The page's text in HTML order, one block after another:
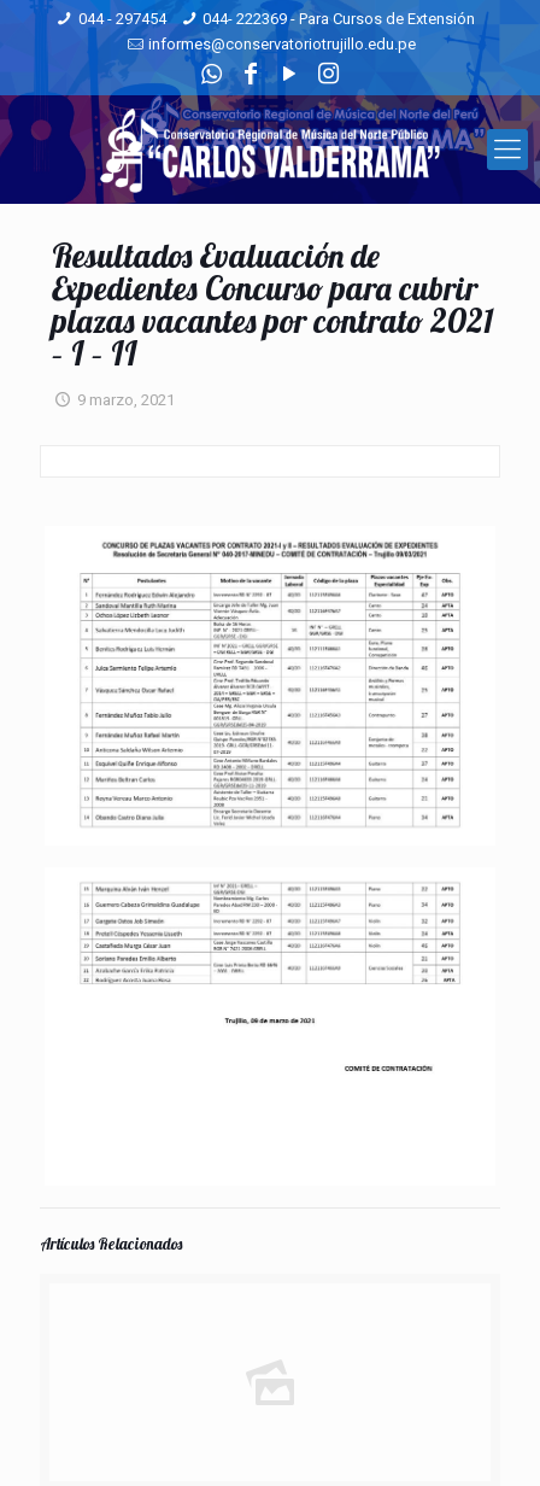
044 - 297454
044- 222369 - Para Cursos de Extensión
informes@conservatoriotrujillo.edu.pe
Resultados Evaluación de
Expedientes Concurso para cubrir
plazas vacantes por contrato 2021
– I – II
9 marzo, 2021
Artículos Relacionados